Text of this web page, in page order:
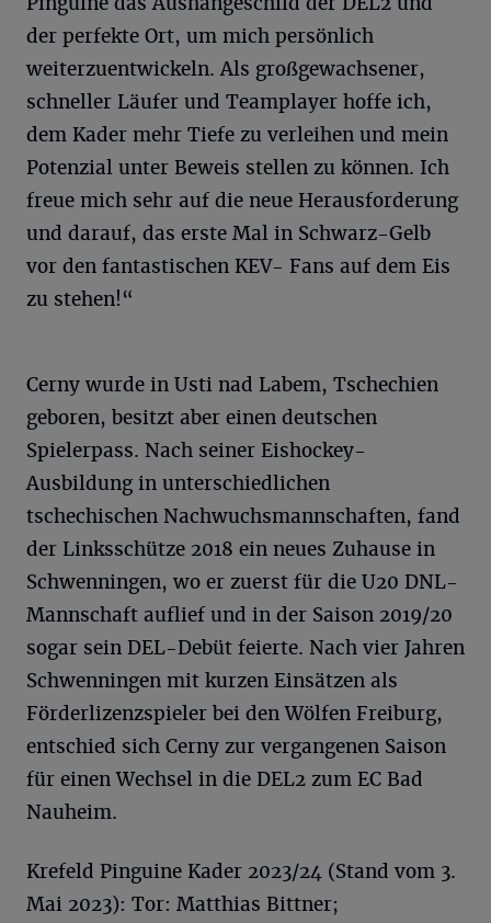
der perfekte Ort, um mich persönlich
weiterzuentwickeln. Als großgewachsener,
schneller Läufer und Teamplayer hoffe ich,
dem Kader mehr Tiefe zu verleihen und mein
Potenzial unter Beweis stellen zu können. Ich
freue mich sehr auf die neue Herausforderung
und darauf, das erste Mal in Schwarz-Gelb
vor den fantastischen KEV- Fans auf dem Eis
zu stehen!“
Cerny wurde in Usti nad Labem, Tschechien
geboren, besitzt aber einen deutschen
Spielerpass. Nach seiner Eishockey-
Ausbildung in unterschiedlichen
tschechischen Nachwuchsmannschaften, fand
der Linksschütze 2018 ein neues Zuhause in
Schwenningen, wo er zuerst für die U20 DNL-
Mannschaft auflief und in der Saison 2019/20
sogar sein DEL-Debüt feierte. Nach vier Jahren
Schwenningen mit kurzen Einsätzen als
Förderlizenzspieler bei den Wölfen Freiburg,
entschied sich Cerny zur vergangenen Saison
für einen Wechsel in die DEL2 zum EC Bad
Nauheim.
Krefeld Pinguine Kader 2023/24 (Stand vom 3.
Mai 2023): Tor: Matthias Bittner;